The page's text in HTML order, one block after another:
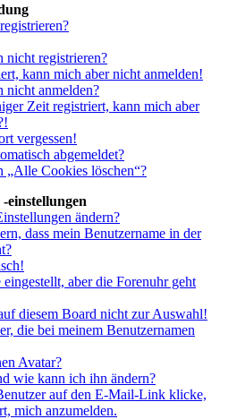
nicht registrieren?
kann mich aber nicht anmelden!
nicht anmelden?
Zeit registriert, kann mich aber
vergessen!
abgemeldet?
„Alle Cookies löschen“?
einstellungen
ändern?
dass mein Benutzername in der
aber die Forenuhr geht
diesem Board nicht zur Auswahl!
die bei meinem Benutzernamen
Avatar?
wie kann ich ihn ändern?
auf den E-Mail-Link klicke,
mich anzumelden.